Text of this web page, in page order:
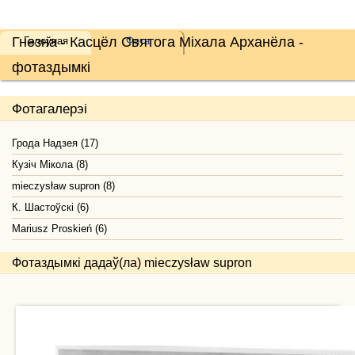
Гнезна - Касцёл Святога Міхала Арханёла -
фотаздымкі
Галоўная Фота
Фотагалерэі
Грода Надзея (17)
Кузіч Мікола (8)
mieczysław supron (8)
К. Шастоўскі (6)
Mariusz Proskień (6)
Фотаздымкі дадаў(ла) mieczysław supron